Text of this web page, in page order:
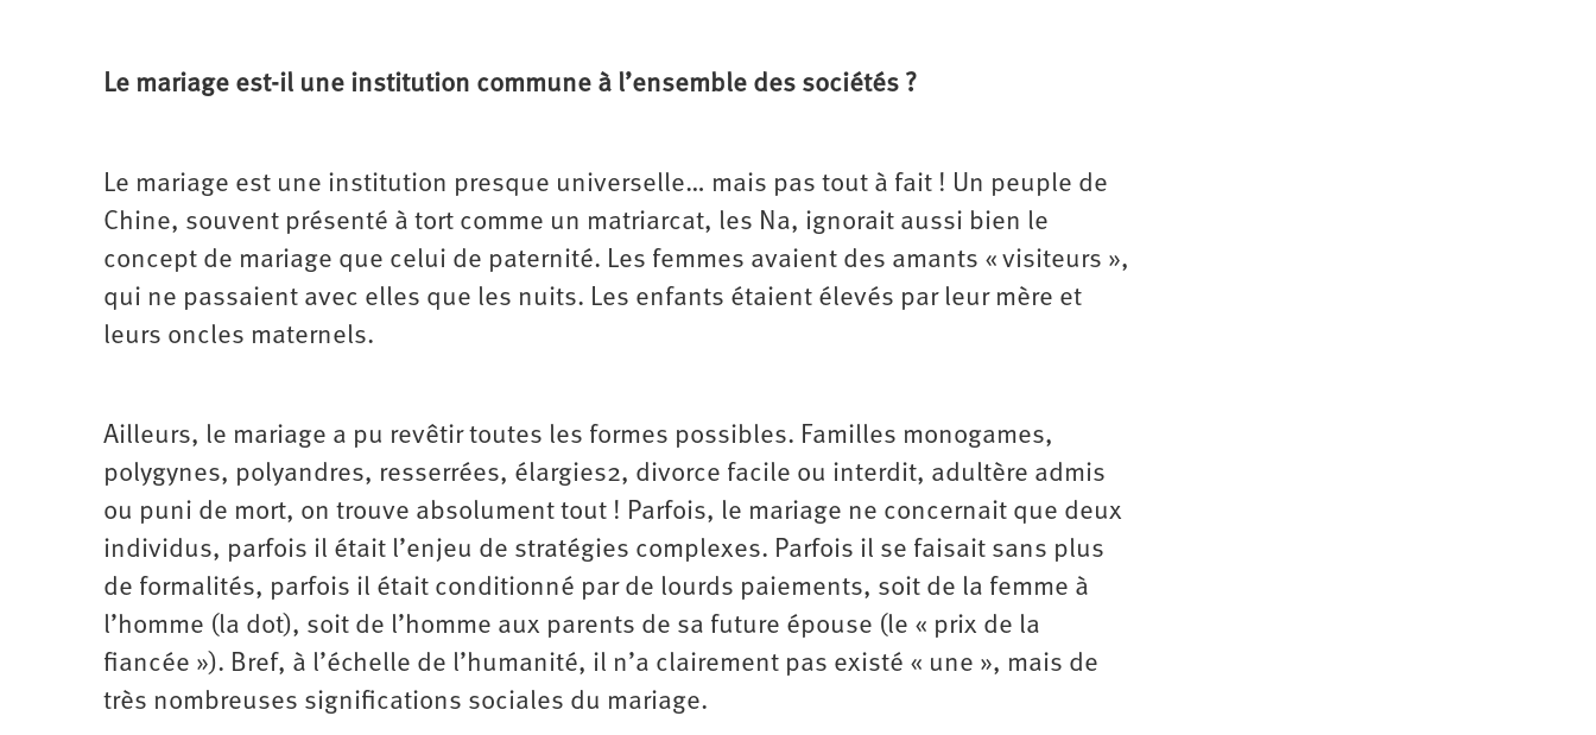
Le mariage est-il une institution commune à l’ensemble des sociétés ?
Le mariage est une institution presque universelle… mais pas tout à fait ! Un peuple de
Chine, souvent présenté à tort comme un matriarcat, les Na, ignorait aussi bien le
concept de mariage que celui de paternité. Les femmes avaient des amants « visiteurs »,
qui ne passaient avec elles que les nuits. Les enfants étaient élevés par leur mère et
leurs oncles maternels.
Ailleurs, le mariage a pu revêtir toutes les formes possibles. Familles monogames,
polygynes, polyandres, resserrées, élargies2, divorce facile ou interdit, adultère admis
ou puni de mort, on trouve absolument tout ! Parfois, le mariage ne concernait que deux
individus, parfois il était l’enjeu de stratégies complexes. Parfois il se faisait sans plus
de formalités, parfois il était conditionné par de lourds paiements, soit de la femme à
l’homme (la dot), soit de l’homme aux parents de sa future épouse (le « prix de la
fiancée »). Bref, à l’échelle de l’humanité, il n’a clairement pas existé « une », mais de
très nombreuses significations sociales du mariage.